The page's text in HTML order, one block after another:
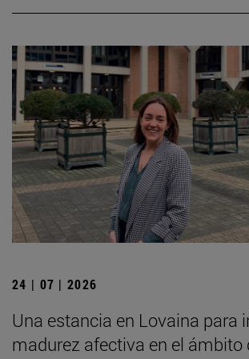
24 | 07 | 2026
Una estancia en Lovaina para
madurez afectiva en el ámbito